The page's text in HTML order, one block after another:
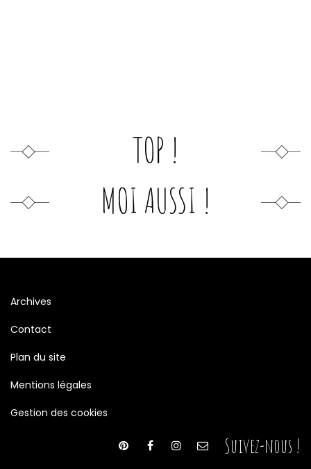
TOP !
MOI AUSSI !
Archives
Contact
Plan du site
Mentions légales
Gestion des cookies
Suivez-nous !